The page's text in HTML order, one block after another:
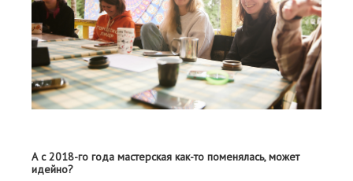
А с 2018-го года мастерская как-то поменялась, может
идейно?